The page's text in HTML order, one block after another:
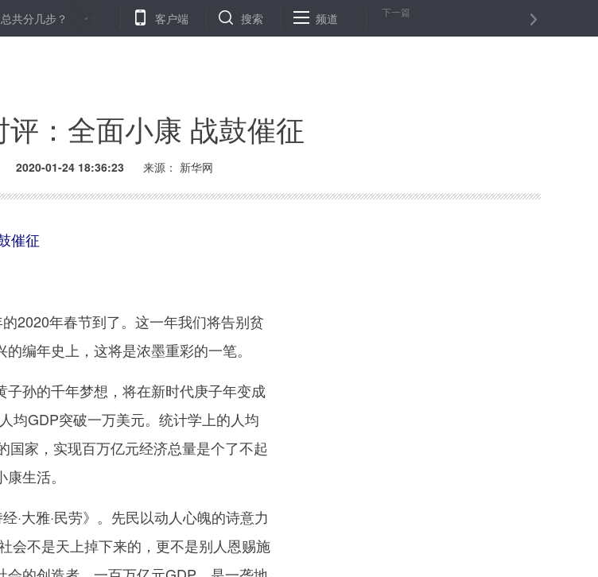
？ 好消息！中国疾控中心成功分离我国首株新型冠状病毒毒种，它长这样！ 本土年货、健康消费大受欢迎
客户端 搜索 频道 下一篇
评：全面小康 战鼓催征
2020-01-24 18:36:23 来源： 新华网
催征
年春节到了。这一年我们将告别贫
编年史上，这将是浓墨重彩的一笔。
孙的千年梦想，将在新时代庚子年变成
均GDP突破一万美元。统计学上的人均
家，实现百万亿元经济总量是个了不起
生活。
大雅·民劳》。先民以动人心魄的诗意力
会不是天上掉下来的，更不是别人恩赐施